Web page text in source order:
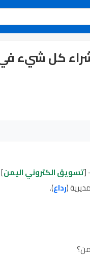
كل شيء
[تسويق الكتروني اليمن
(رداع).